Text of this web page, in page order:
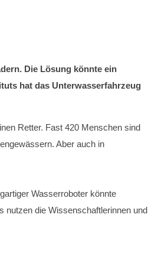
Die Lösung könnte ein
hat das Unterwasserfahrzeug
Retter. Fast 420 Menschen sind
Aber auch in
Wasserroboter könnte
nutzen die Wissenschaftlerinnen und